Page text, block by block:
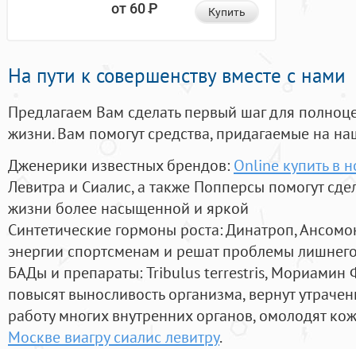
от 60Р Купить
На пути к совершенству вместе с нами
Предлагаем Вам сделать первый шаг для
жизни. Вам помогут средства, придагаемые на
Дженерики известных брендов: Online купить в
Левитра и Сиалис, а также Попперсы помогут
жизни более насыщенной и яркой
Синтетические гормоны роста: Динатроп,
энергии спортсменам и решат проблемы
БАДы и препараты:Tribulus terrestris, Мориамин
повысят выносливость организма, вернут
работу многих внутренних органов, омолодят
Москве виагру сиалис левитру.